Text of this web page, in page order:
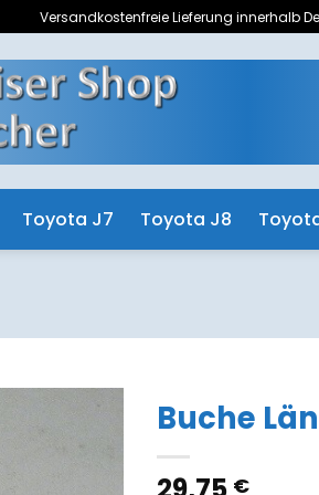
Versandkostenfreie Lieferung innerhalb
Toyota J7 Toyota J8
Buche
€